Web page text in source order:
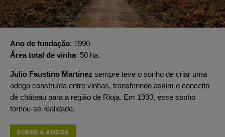
Ano de fundação 1990
Área total de vinha 50 ha.
Julio Faustino Martínez sempre teve o sonho de criar uma
adega construída entre vinhas, transferindo assim o conceito
de château para a região de Rioja. Em 1990, esse sonho
tornou-se realidade.
SOBRE A ADEGA